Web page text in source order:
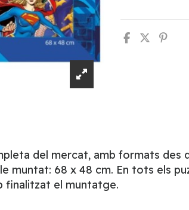
del mercat, amb formats
muntat: 68 x 48 cm. En tots els
finalitzat el muntatge.